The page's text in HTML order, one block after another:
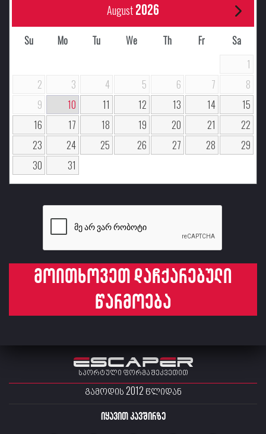
August2026
Su Mo Tu We Th Fr
Sa
1
2
3 4 5 6 7
8
9
10 11 12 13 14
15
16
17 18 19 20 21
22
23
24 25 26 27 28
29
30
31
მოითხოვეთ დაჩქარებული
წარმოება
სპორტული ფორმა შეკვეთით
ᲒᲐᲛᲝᲓᲘᲡ 2012 ᲬᲚᲘᲓᲐᲜ
იყავით კავშირზე